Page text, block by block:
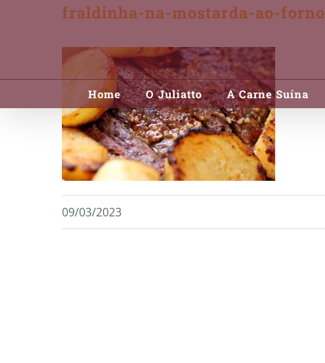
Home O Juliatto A Carne Suína
fraldinha-na-mostarda-ao-forno
09/03/2023